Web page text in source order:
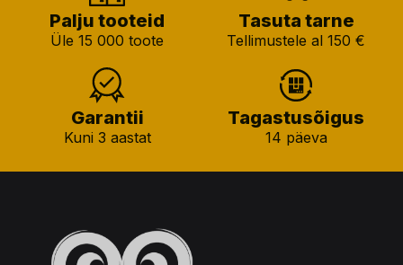
Palju tooteid
Üle 15 000 toote
Tasuta tarne
Tellimustele al 150 €
Garantii
Kuni 3 aastat
Tagastusõigus
14 päeva